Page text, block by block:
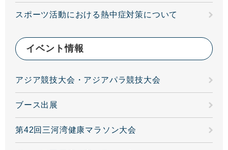
スポーツ活動における熱中症対策について
イベント情報
アジア競技大会・アジアパラ競技大会
ブース出展
第42回三河湾健康マラソン大会